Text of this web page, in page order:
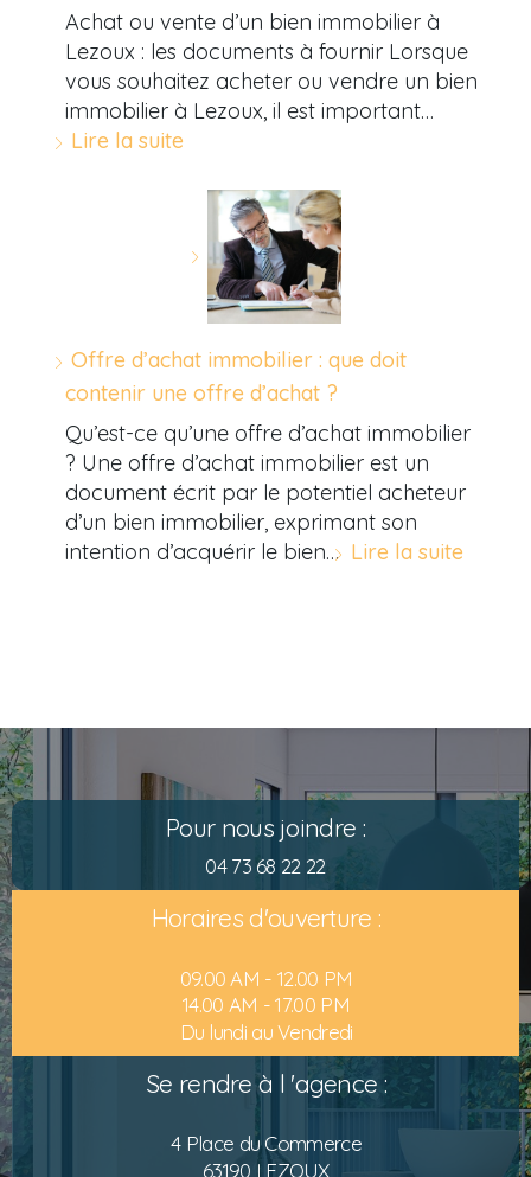
Achat ou vente d’un bien immobilier à
Lezoux : les documents à fournir Lorsque
vous souhaitez acheter ou vendre un bien
immobilier à Lezoux, il est important…
Lire la suite
Offre d’achat immobilier : que doit
contenir une offre d’achat ?
Qu’est-ce qu’une offre d’achat immobilier
? Une offre d’achat immobilier est un
document écrit par le potentiel acheteur
d’un bien immobilier, exprimant son
intention d’acquérir le bien… Lire la suite
Pour nous joindre :
04 73 68 22 22
Horaires d'ouverture :
09.00 AM - 12.00 PM
14.00 AM - 17.00 PM
Du lundi au Vendredi
Se rendre à l 'agence :
4 Place du Commerce
63190 LEZOUX